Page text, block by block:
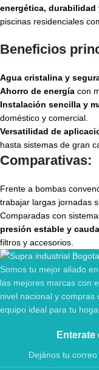
energética,
piscinas residenciales
Beneficios
Agua cristalina y
Ahorro de energía con
Instalación sencilla y
doméstico y comercial.
Versatilidad de
hasta sistemas de gran
Comparativas:
Frente a bombas
trabajar largas jornadas
Comparadas con
presión estable y
filtros y accesorios.
Somos tu mejor aliado
las mejores marcas con
nivel nacional y compras
equipo ideal para tu
Dejános tu